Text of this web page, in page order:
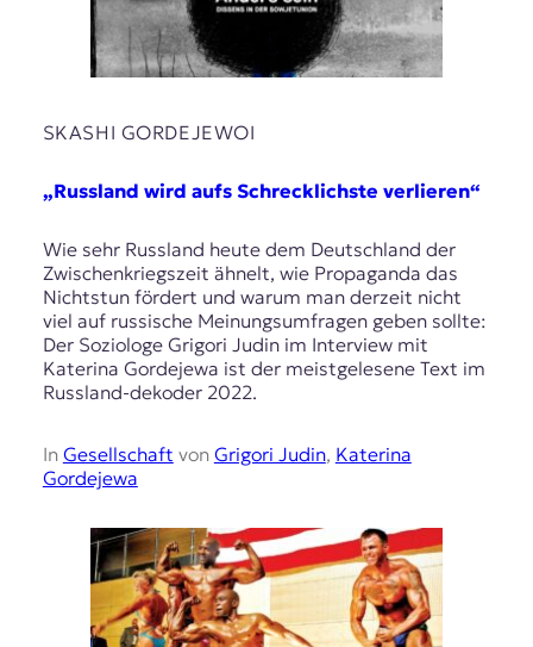
SKASHI GORDEJEWOI
„Russland wird aufs Schrecklichste verlieren“
Wie sehr Russland heute dem Deutschland der
Zwischenkriegszeit ähnelt, wie Propaganda das
Nichtstun fördert und warum man derzeit nicht
viel auf russische Meinungsumfragen geben sollte:
Der Soziologe Grigori Judin im Interview mit
Katerina Gordejewa ist der meistgelesene Text im
Russland-dekoder 2022.
In Gesellschaft von Grigori Judin, Katerina
Gordejewa